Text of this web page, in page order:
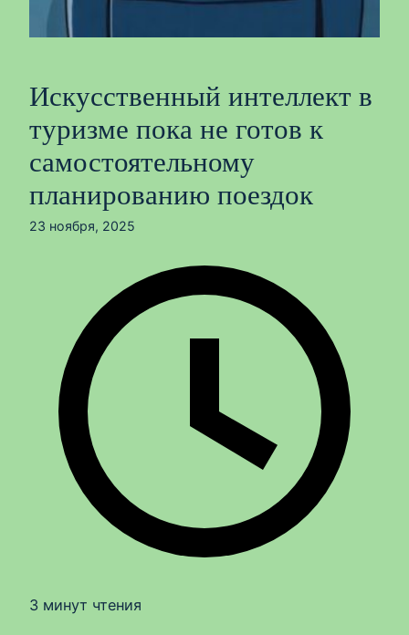
Искусственный интеллект в
туризме пока не готов к
самостоятельному
планированию поездок
23 ноября, 2025
3 минут чтения